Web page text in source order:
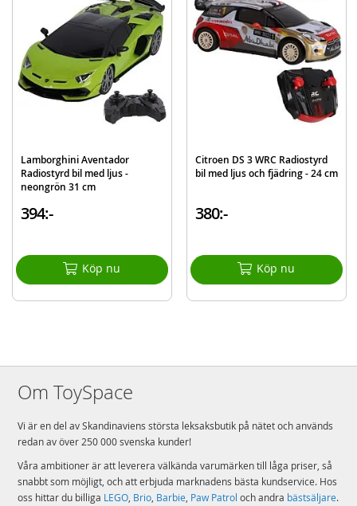
Ålder: från 3 år
information
Modell 394-0580
EAN
Lamborghini Aventador
Radiostyrd bil med ljus -
neongrön 31 cm
394:-
Köp nu
Citroen DS 3 WRC Radiostyrd
bil med ljus och fjädring - 24 cm
380:-
Köp nu
Om ToySpace
Vi är en del av Skandinaviens största leksaksbutik på nätet och används
redan av över 250 000 svenska kunder!
Våra ambitioner är att leverera välkända varumärken till låga priser, så
snabbt som möjligt, och att erbjuda marknadens bästa kundservice. Hos
oss hittar du billiga LEGO, Brio, Barbie, Paw Patrol och andra bästsäljare.